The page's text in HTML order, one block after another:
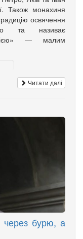
Також монахиня
освячення
та називає
— малим
Читати далі
через бурю, а